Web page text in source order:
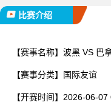
比赛介绍
【赛事名称】 波黑 VS 巴
【赛事分类】 国际友谊
【开赛时间】 2026-06-07